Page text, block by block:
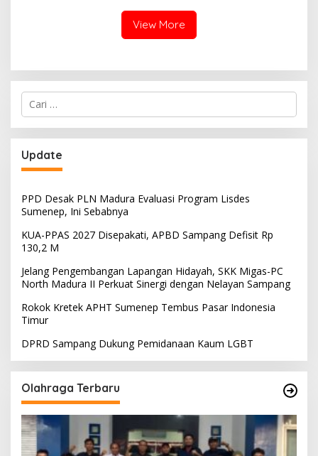
View More
Cari
untuk:
Update
PPD Desak PLN Madura Evaluasi Program Lisdes
Sumenep, Ini Sebabnya
KUA-PPAS 2027 Disepakati, APBD Sampang Defisit Rp
130,2 M
Jelang Pengembangan Lapangan Hidayah, SKK Migas-PC
North Madura II Perkuat Sinergi dengan Nelayan Sampang
Rokok Kretek APHT Sumenep Tembus Pasar Indonesia
Timur
DPRD Sampang Dukung Pemidanaan Kaum LGBT
Olahraga Terbaru